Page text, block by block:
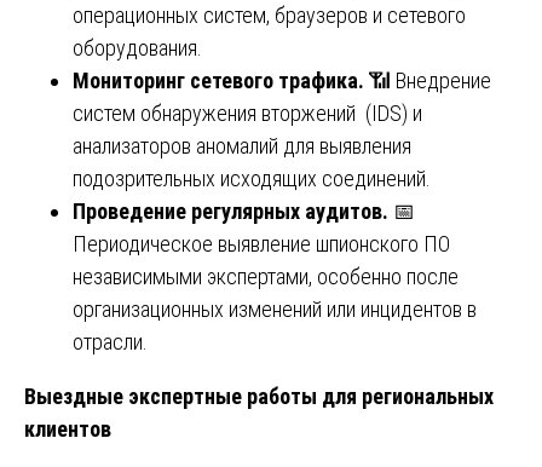
операционных систем, браузеров и сетевого
оборудования.
Мониторинг сетевого трафика. 📶 Внедрение
систем обнаружения вторжений (IDS) и
анализаторов аномалий для выявления
подозрительных исходящих соединений.
Проведение регулярных аудитов. 📅
Периодическое выявление шпионского ПО
независимыми экспертами, особенно после
организационных изменений или инцидентов в
отрасли.
Выездные экспертные работы для региональных
клиентов